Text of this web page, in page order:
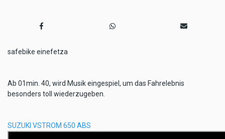
safebike einefetza
Ab 01min. 40, wird Musik eingespiel, um das Fahrelebnis
besonders toll wiederzugeben.
SUZUKI VSTROM 650 ABS